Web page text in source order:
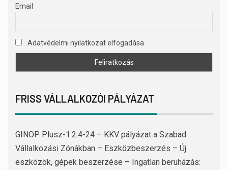
Email
Adatvédelmi nyilatkozat elfogadása
FRISS VÁLLALKOZÓI PÁLYÁZAT
GINOP Plusz-1.2.4-24 – KKV pályázat a Szabad
Vállalkozási Zónákban – Eszközbeszerzés – Új
eszközök, gépek beszerzése – Ingatlan beruházás: